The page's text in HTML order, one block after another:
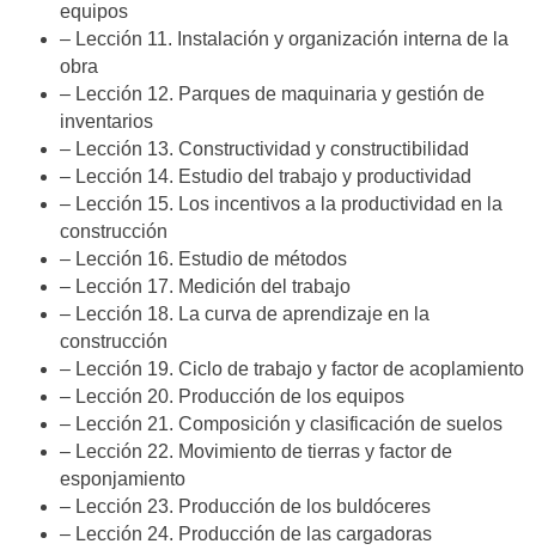
equipos
– Lección 11. Instalación y organización interna de la
obra
– Lección 12. Parques de maquinaria y gestión de
inventarios
– Lección 13. Constructividad y constructibilidad
– Lección 14. Estudio del trabajo y productividad
– Lección 15. Los incentivos a la productividad en la
construcción
– Lección 16. Estudio de métodos
– Lección 17. Medición del trabajo
– Lección 18. La curva de aprendizaje en la
construcción
– Lección 19. Ciclo de trabajo y factor de acoplamiento
– Lección 20. Producción de los equipos
– Lección 21. Composición y clasificación de suelos
– Lección 22. Movimiento de tierras y factor de
esponjamiento
– Lección 23. Producción de los buldóceres
– Lección 24. Producción de las cargadoras